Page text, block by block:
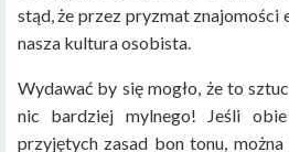
stąd, że przez pryzmat
nasza kultura osobista.
Wydawać by się mogło, że to
nic bardziej mylnego! Jeśli
przyjętych zasad bon tonu,